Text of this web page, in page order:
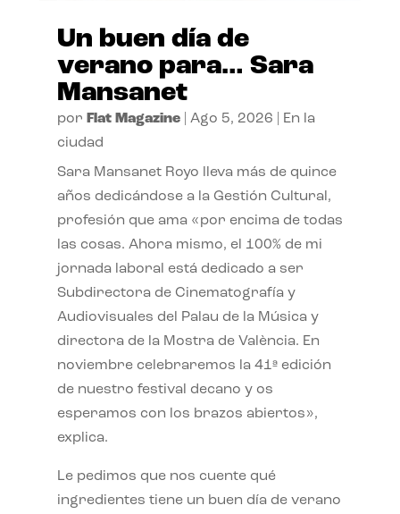
Un buen día de
verano para… Sara
Mansanet
por Flat Magazine| Ago 5, 2026
En la
ciudad
Sara Mansanet Royo lleva más de quince
años dedicándose a la Gestión Cultural,
profesión que ama «por encima de todas
las cosas. Ahora mismo, el 100% de mi
jornada laboral está dedicado a ser
Subdirectora de Cinematografía y
Audiovisuales del Palau de la Música y
directora de la Mostra de València. En
noviembre celebraremos la 41ª edición
de nuestro festival decano y os
esperamos con los brazos abiertos»,
explica.
Le pedimos que nos cuente qué
ingredientes tiene un buen día de verano